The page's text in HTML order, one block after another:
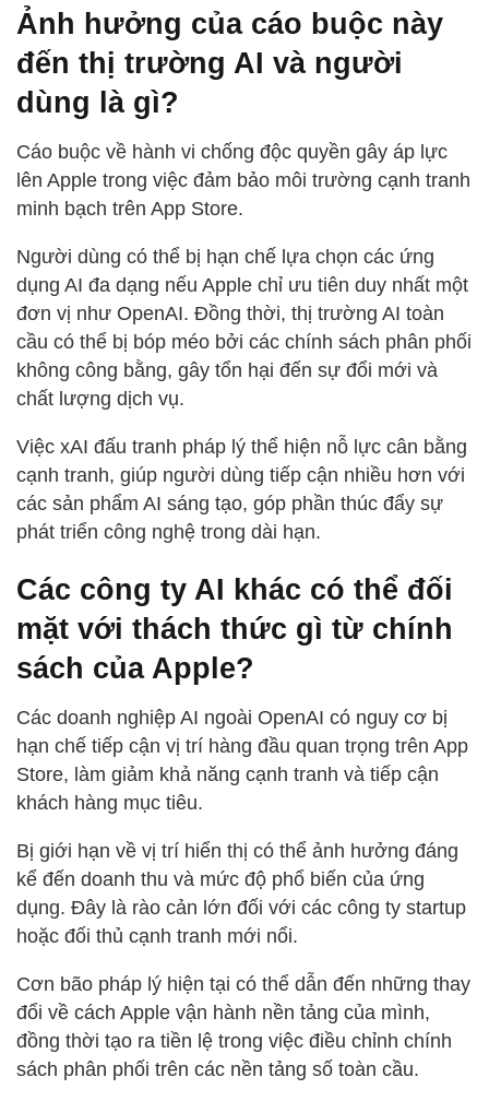
Ảnh hưởng của cáo buộc này
đến thị trường AI và người
dùng là gì?
Cáo buộc về hành vi chống độc quyền gây áp lực
lên Apple trong việc đảm bảo môi trường cạnh tranh
minh bạch trên App Store.
Người dùng có thể bị hạn chế lựa chọn các ứng
dụng AI đa dạng nếu Apple chỉ ưu tiên duy nhất một
đơn vị như OpenAI. Đồng thời, thị trường AI toàn
cầu có thể bị bóp méo bởi các chính sách phân phối
không công bằng, gây tổn hại đến sự đổi mới và
chất lượng dịch vụ.
Việc xAI đấu tranh pháp lý thể hiện nỗ lực cân bằng
cạnh tranh, giúp người dùng tiếp cận nhiều hơn với
các sản phẩm AI sáng tạo, góp phần thúc đẩy sự
phát triển công nghệ trong dài hạn.
Các công ty AI khác có thể đối
mặt với thách thức gì từ chính
sách của Apple?
Các doanh nghiệp AI ngoài OpenAI có nguy cơ bị
hạn chế tiếp cận vị trí hàng đầu quan trọng trên App
Store, làm giảm khả năng cạnh tranh và tiếp cận
khách hàng mục tiêu.
Bị giới hạn về vị trí hiển thị có thể ảnh hưởng đáng
kể đến doanh thu và mức độ phổ biến của ứng
dụng. Đây là rào cản lớn đối với các công ty startup
hoặc đối thủ cạnh tranh mới nổi.
Cơn bão pháp lý hiện tại có thể dẫn đến những thay
đổi về cách Apple vận hành nền tảng của mình,
đồng thời tạo ra tiền lệ trong việc điều chỉnh chính
sách phân phối trên các nền tảng số toàn cầu.